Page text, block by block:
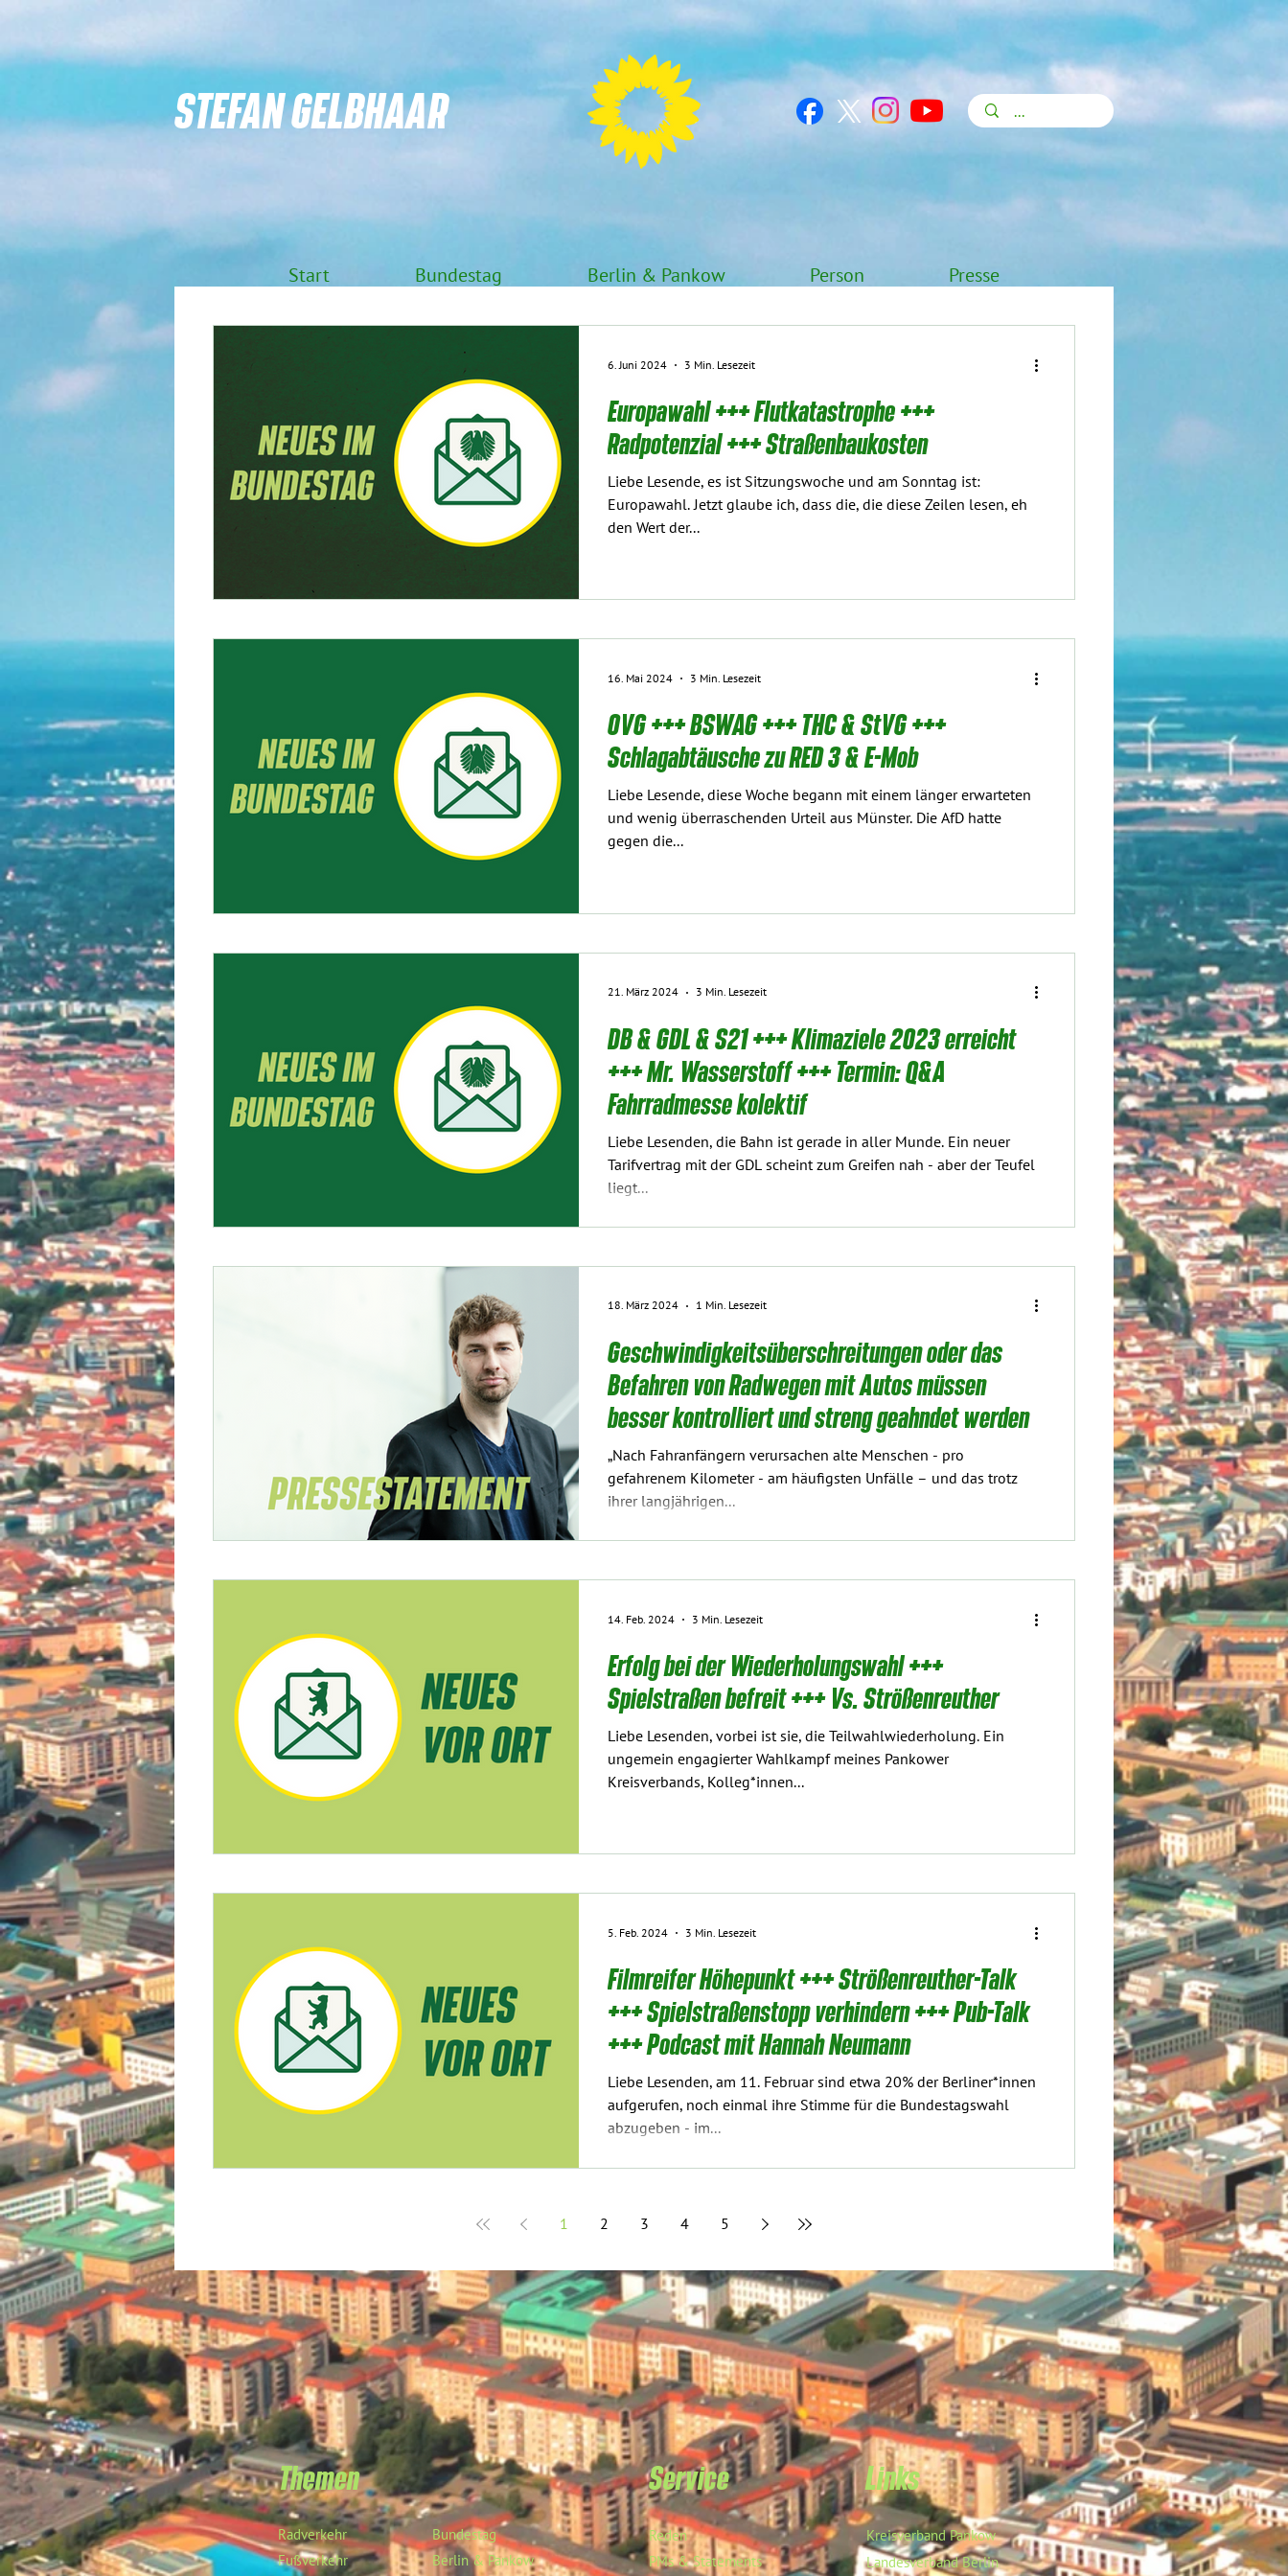
STEFAN GELBHAAR
Europawahl +++ Flutkatastrophe +++
Radpotenzial +++ Straßenbaukosten
Liebe Lesende, es ist Sitzungswoche und am Sonntag ist:
Europawahl. Jetzt glaube ich, dass die, die diese Zeilen lesen, eh
den Wert der...
6. Juni 2024 3 Min. Lesezeit
OVG +++ BSWAG +++ THC & StVG +++
Schlagabtäusche zu RED 3 & E-Mob
Liebe Lesende, diese Woche begann mit einem länger erwarteten
und wenig überraschenden Urteil aus Münster. Die AfD hatte
gegen die...
16. Mai 2024 3 Min. Lesezeit
DB & GDL & S21 +++ Klimaziele 2023 erreicht
+++ Mr. Wasserstoff +++ Termin: Q&A
Fahrradmesse kolektif
Liebe Lesenden, die Bahn ist gerade in aller Munde. Ein neuer
Tarifvertrag mit der GDL scheint zum Greifen nah - aber der Teufel
liegt...
21. März 2024 3 Min. Lesezeit
Geschwindigkeitsüberschreitungen oder das
Befahren von Radwegen mit Autos müssen
besser kontrolliert und streng geahndet werden
„Nach Fahranfängern verursachen alte Menschen - pro
gefahrenem Kilometer - am häufigsten Unfälle – und das trotz
ihrer langjährigen...
18. März 2024 1 Min. Lesezeit
Erfolg bei der Wiederholungswahl +++
Spielstraßen befreit +++ Vs. Strößenreuther
Liebe Lesenden, vorbei ist sie, die Teilwahlwiederholung. Ein
ungemein engagierter Wahlkampf meines Pankower
Kreisverbands, Kolleg*innen...
14. Feb. 2024 3 Min. Lesezeit
Filmreifer Höhepunkt +++ Strößenreuther-Talk
+++ Spielstraßenstopp verhindern +++ Pub-Talk
+++ Podcast mit Hannah Neumann
Liebe Lesenden, am 11. Februar sind etwa 20% der Berliner*innen
aufgerufen, noch einmal ihre Stimme für die Bundestagswahl
abzugeben - im...
5. Feb. 2024 3 Min. Lesezeit
1 2 3 4 5
Start Bundestag Berlin & Pankow Person Presse
Themen
Radverkehr
Fußverkehr
Bundestag
Berlin & Pankow
Service
Reden
PMs & Statements
Links
Kreisverband Pankow
Landesverband Berlin